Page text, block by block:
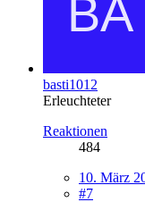
basti1012
Erleuchteter
Reaktionen
484
10. März
#7